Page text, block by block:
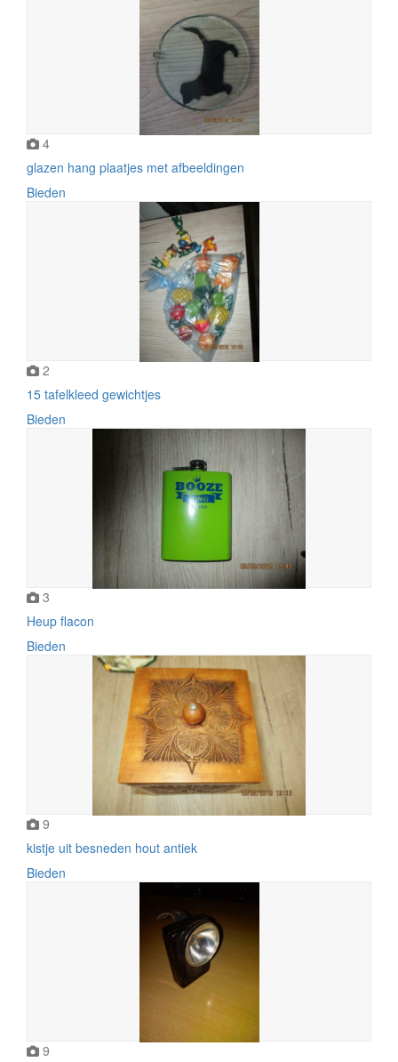
4
glazen hang plaatjes met afbeeldingen
Bieden
2
15 tafelkleed gewichtjes
Bieden
3
Heup flacon
Bieden
9
kistje uit besneden hout antiek
Bieden
9